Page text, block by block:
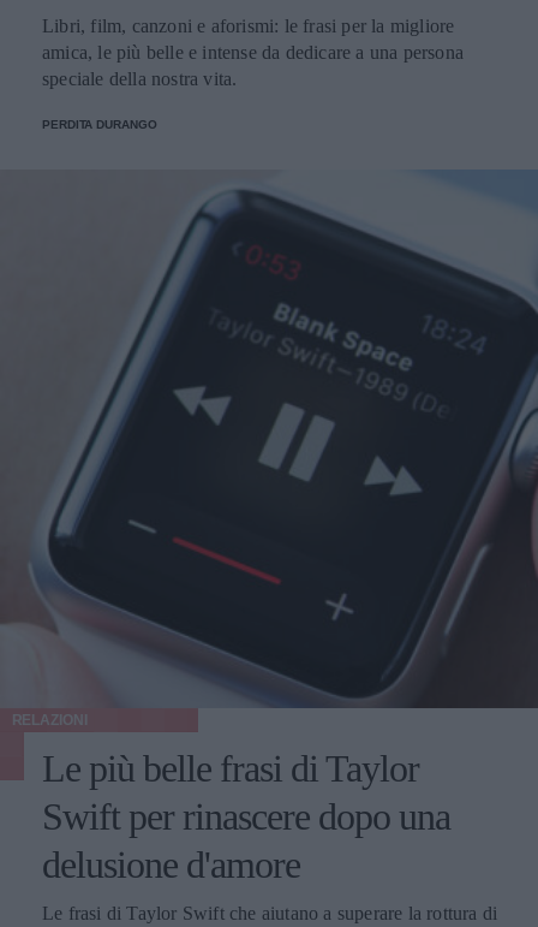
Libri, film, canzoni e aforismi: le frasi per la migliore
amica, le più belle e intense da dedicare a una persona
speciale della nostra vita.
PERDITA DURANGO
RELAZIONI
Le più belle frasi di Taylor
Swift per rinascere dopo una
delusione d'amore
Le frasi di Taylor Swift che aiutano a superare la rottura di